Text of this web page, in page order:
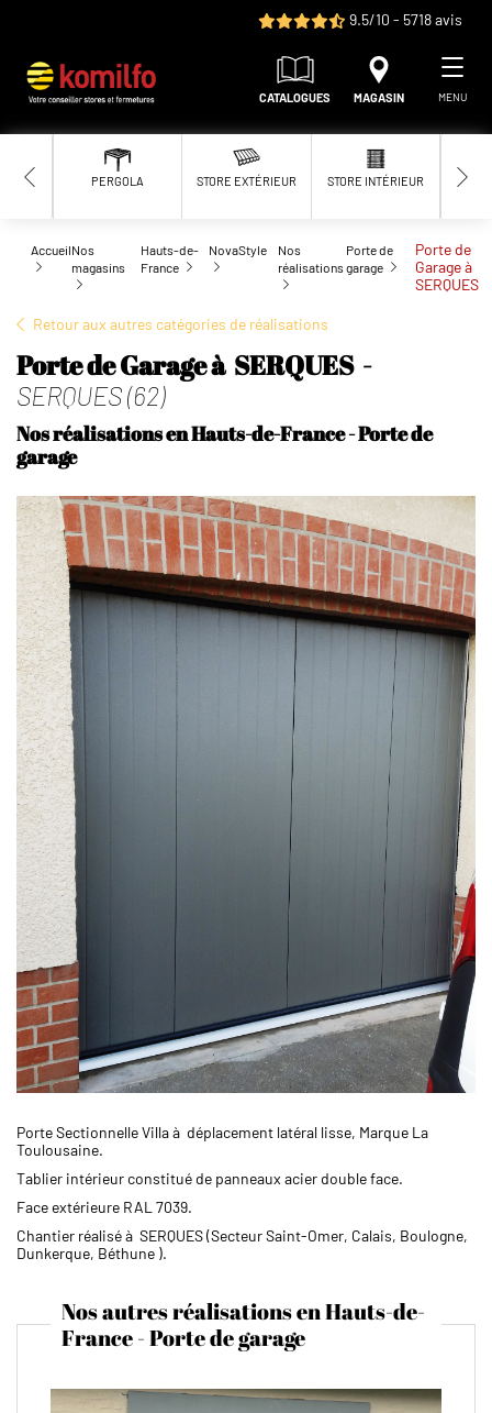
9.5/10 - 5718 avis
CATALOGUES MAGASIN MENU
PERGOLA STORE EXTÉRIEUR STORE INTÉRIEUR
AccueilNos
magasins
Hauts-de-
France
NovaStyle
Nos
réalisations
Porte de
garage
Porte de
Garage à
SERQUES
Retour aux autres catégories de réalisations
Porte de Garage à SERQUES -
SERQUES (62)
Nos réalisations en Hauts-de-France - Porte de
garage
Porte Sectionnelle Villa à déplacement latéral lisse, Marque La
Toulousaine.
Tablier intérieur constitué de panneaux acier double face.
Face extérieure RAL 7039.
Chantier réalisé à SERQUES (Secteur Saint-Omer, Calais, Boulogne,
Dunkerque, Béthune ).
Nos autres réalisations en Hauts-de-
France - Porte de garage